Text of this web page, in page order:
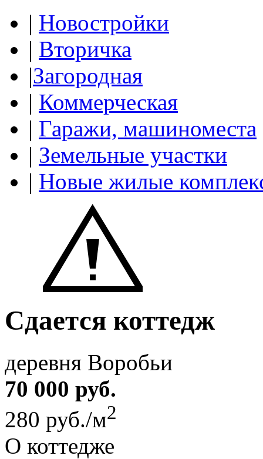
| Новостройки
| Вторичка
|Загородная
| Коммерческая
| Гаражи, машиноместа
| Земельные участки
| Новые жилые
Сдается коттедж
деревня Воробьи
70 000 руб.
280 руб./м2
О коттедже